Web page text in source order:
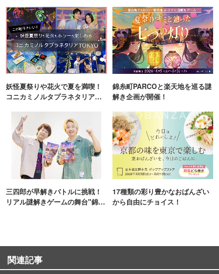
妖怪夏祭りや花火で夏を満喫！
コニカミノルタプラネタリア
錦糸町PARCOと楽天地を巡る謎
解き企画が開催！
三四郎が早解きバトルに挑戦！
リアル謎解きゲームの舞台"錦糸
17種類の彩り豊かなおばんざい
から自由にチョイス！
関連記事